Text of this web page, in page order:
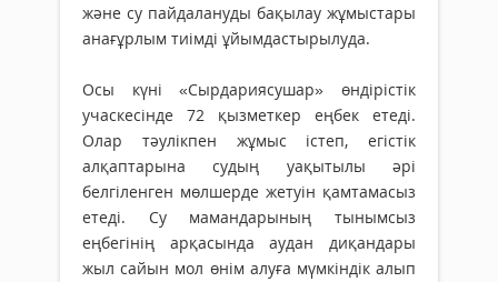
және су пайдалануды бақылау жұмыстары
анағұрлым тиімді ұйымдастырылуда.
Осы күні «Сырдариясушар» өнді­рістік
учас­кесінде 72 қызметкер еңбек етеді.
Олар тәулікпен жұмыс істеп, егістік
алқаптарына судың уақытылы әрі
белгіленген мөлшерде жетуін қамтамасыз
етеді. Су мамандарының тынымсыз
еңбегінің арқасында аудан диқандары
жыл сайын мол өнім алуға мүмкіндік алып